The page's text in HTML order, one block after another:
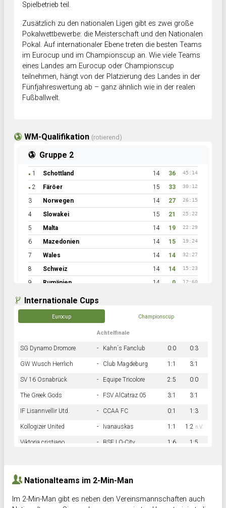
Spielbetrieb teil.
Zusätzlich zu den nationalen Ligen gibt es zwei große
Pokalwettbewerbe: die Meisterschaft und den Nationalen
Pokal. Auf internationaler Ebene treten die besten Teams
im Eurocup und im Championscup an. Wie viele Teams
eines Landes am Eurocup oder Championscup
teilnehmen, hängt von der Platzierung des Landes in der
Fünfjahreswertung ab – ganz ähnlich wie in der realen
Fußballwelt.
WM-Qualifikation (rotierend)
Gruppe 2
● 1 Schottland 14 36 45:14
● 2 Färöer 15 33 30:12
3 Norwegen 14 27 26:15
4 Slowakei 15 21 25:22
5 Malta 14 19 22:29
6 Mazedonien 14 15 19:24
7 Wales 14 14 32:27
8 Schweiz 14 14 15:23
9 Rumänien 14 0 12:60
Internationale Cups
Eurocup Championscup
Achtelfinale
SG Dynamo Dromore - Kahn´s Fanclub 0:0 0:3
GW Wusch Herrlich - Club Magdeburg 1:1 3:1
SV 16 Osnabrück - Equipe Tricolore 2:5 0:0
The Greek Gods - FSV AlCatraz 05 3:1 3:1
IF Lisannvellir Utd. - CCAA FC 0:1 1:3
Kollogizer United - Ivanauskas 1:1 1:2 n.V.
Viktoria cristiano - BSF LO-City 1:6 1:5
Nationalteams im 2-Min-Man
Im 2-Min-Man gibt es neben den Vereinsmannschaften auch